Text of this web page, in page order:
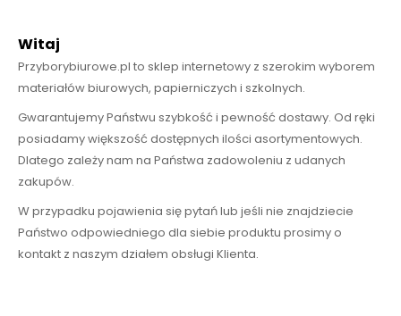
Witaj
Przyborybiurowe.pl to sklep internetowy z szerokim wyborem
materiałów biurowych, papierniczych i szkolnych.
Gwarantujemy Państwu szybkość i pewność dostawy. Od ręki
posiadamy większość dostępnych ilości asortymentowych.
Dlatego zależy nam na Państwa zadowoleniu z udanych
zakupów.
W przypadku pojawienia się pytań lub jeśli nie znajdziecie
Państwo odpowiedniego dla siebie produktu prosimy o
kontakt z naszym działem obsługi Klienta.